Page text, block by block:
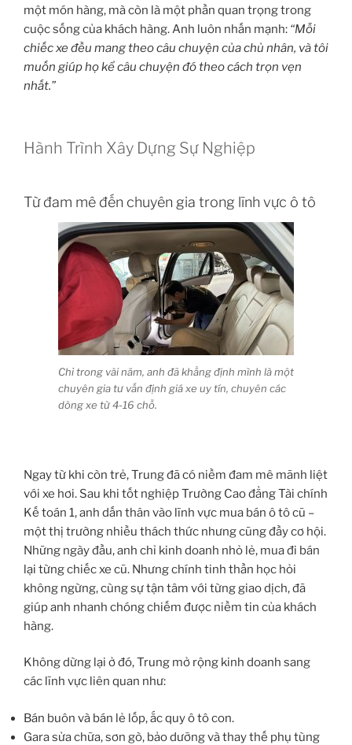
một món hàng, mà còn là một phần quan trọng trong
cuộc sống của khách hàng. Anh luôn nhấn mạnh: “Mỗi
chiếc xe đều mang theo câu chuyện của chủ nhân, và tôi
muốn giúp họ kể câu chuyện đó theo cách trọn vẹn
nhất.”
Hành Trình Xây Dựng Sự Nghiệp
Từ đam mê đến chuyên gia trong lĩnh vực ô tô
Chỉ trong vài năm, anh đã khẳng định mình là một
chuyên gia tư vấn định giá xe uy tín, chuyên các
dòng xe từ 4-16 chỗ.
Ngay từ khi còn trẻ, Trung đã có niềm đam mê mãnh liệt
với xe hơi. Sau khi tốt nghiệp Trường Cao đẳng Tài chính
Kế toán 1, anh dấn thân vào lĩnh vực mua bán ô tô cũ –
một thị trường nhiều thách thức nhưng cũng đầy cơ hội.
Những ngày đầu, anh chỉ kinh doanh nhỏ lẻ, mua đi bán
lại từng chiếc xe cũ. Nhưng chính tinh thần học hỏi
không ngừng, cùng sự tận tâm với từng giao dịch, đã
giúp anh nhanh chóng chiếm được niềm tin của khách
hàng.
Không dừng lại ở đó, Trung mở rộng kinh doanh sang
các lĩnh vực liên quan như:
Bán buôn và bán lẻ lốp, ắc quy ô tô con.
Gara sửa chữa, sơn gò, bảo dưỡng và thay thế phụ tùng